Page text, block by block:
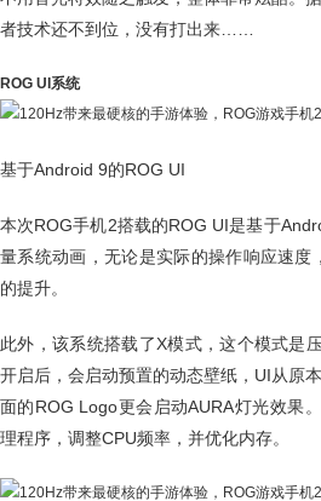
者技术还不到位，没有打出来……
ROG UI系统
基于Android 9的ROG UI
本次ROG手机2搭载的ROG UI是基于
量系统动画，无论是实际的操作响应速度
的提升。
此外，该系统搭载了X模式，这个模式是
开启后，会启动预置的动态壁纸，UI从原
面的ROG Logo更会启动AURA灯光效果
理程序，调整CPU频率，并优化内存。